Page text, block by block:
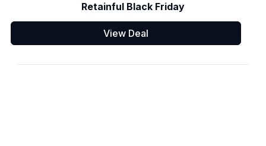
Retainful Black Friday
View Deal